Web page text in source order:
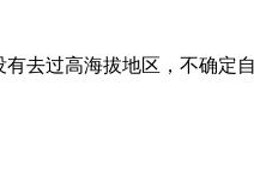
去过高海拔地区，不确定